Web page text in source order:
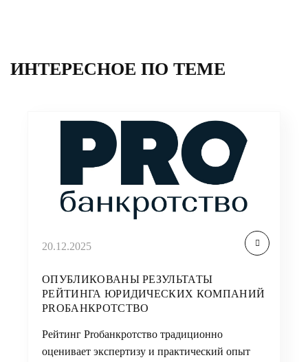
ИНТЕРЕСНОЕ ПО ТЕМЕ
20.12.2025
ОПУБЛИКОВАНЫ РЕЗУЛЬТАТЫ
РЕЙТИНГА ЮРИДИЧЕСКИХ КОМПАНИЙ
PROБАНКРОТСТВО
Рейтинг Proбанкротство традиционно
оценивает экспертизу и практический опыт